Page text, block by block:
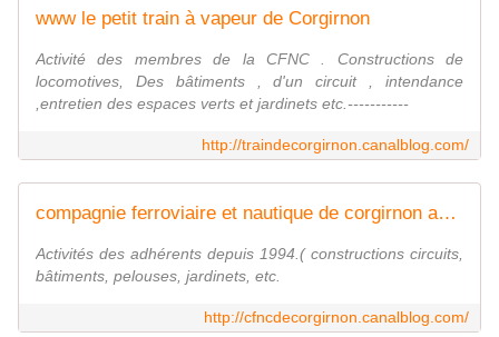
www le petit train à vapeur de Corgirnon
Activité des membres de la CFNC . Constructions de
locomotives, Des bâtiments , d'un circuit , intendance
,entretien des espaces verts et jardinets etc.-----------
http://traindecorgirnon.canalblog.com/
compagnie ferroviaire et nautique de corgirnon activités
Activités des adhérents depuis 1994.( constructions circuits,
bâtiments, pelouses, jardinets, etc.
http://cfncdecorgirnon.canalblog.com/